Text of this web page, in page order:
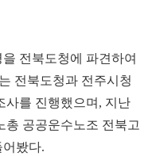
전북도청에 파견하여
전북도청과 전주시청
사를 진행했으며, 지난
총 공공운수노조 전북고
봤다.